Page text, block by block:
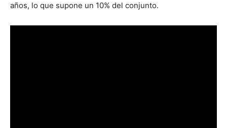
años, lo que supone un 10% del conjunto.